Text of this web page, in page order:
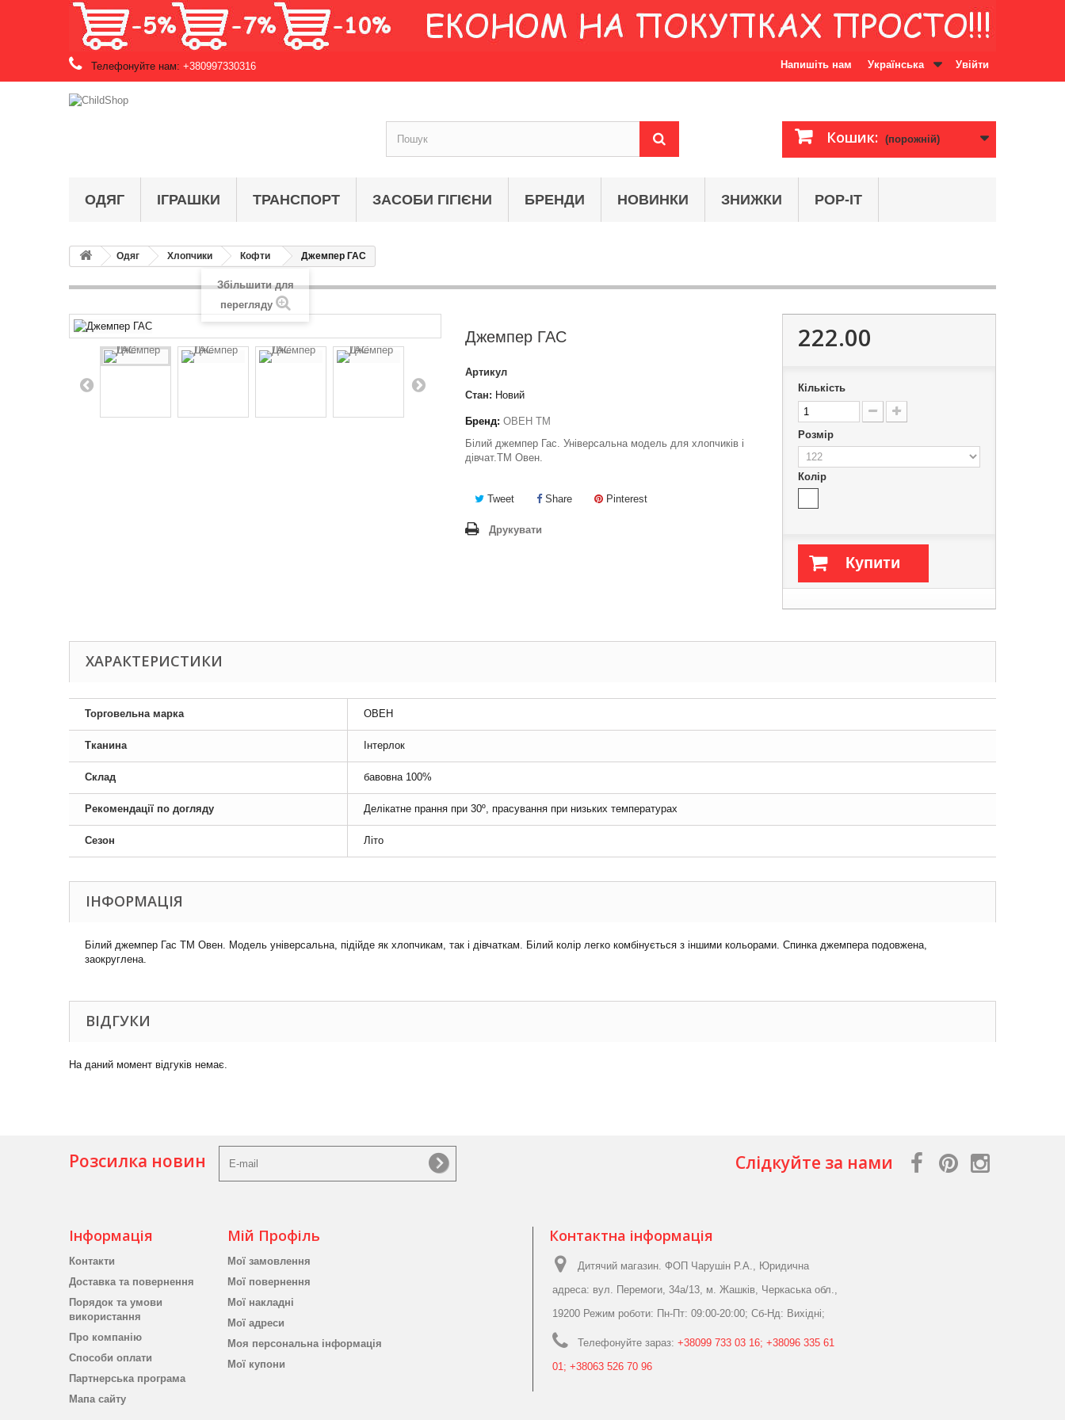
Увійти
Українська
Напишіть нам
Телефонуйте нам: +380997330316
Кошик: (порожній)
ОДЯГ ІГРАШКИ ТРАНСПОРТ ЗАСОБИ ГІГІЄНИ БРЕНДИ НОВИНКИ ЗНИЖКИ POP-IT
Одяг Хлопчики Кофти Джемпер ГАС
Збільшити для
перегляду
Джемпер ГАС
Артикул
Стан: Новий
Бренд: ОВЕН ТМ
Білий джемпер Гас. Універсальна модель для хлопчиків і
дівчат.ТМ Овен.
Tweet Share Pinterest
Друкувати
222.00
Кількість
Розмір
Колір
Купити
ХАРАКТЕРИСТИКИ
Торговельна марка ОВЕН
Тканина Інтерлок
Склад бавовна 100%
Рекомендації по догляду Делікатне прання при 30º, прасування при низьких температурах
Сезон Літо
ІНФОРМАЦІЯ
Білий джемпер Гас ТМ Овен. Модель універсальна, підійде як хлопчикам, так і дівчаткам. Білий колір легко комбінується з іншими кольорами. Спинка джемпера подовжена,
заокруглена.
ВІДГУКИ
На даний момент відгуків немає.
Розсилка новин Слідкуйте за нами
Інформація
Контакти
Доставка та повернення
Порядок та умови
використання
Про компанію
Способи оплати
Партнерська програма
Мапа сайту
Мій Профіль
Мої замовлення
Мої повернення
Мої накладні
Мої адреси
Моя персональна інформація
Мої купони
Контактна інформація
Дитячий магазин. ФОП Чарушін Р.А., Юридична
адреса: вул. Перемоги, 34а/13, м. Жашків, Черкаська обл.,
19200 Режим роботи: Пн-Пт: 09:00-20:00; Сб-Нд: Вихідні;
Телефонуйте зараз: +38099 733 03 16; +38096 335 61
01; +38063 526 70 96